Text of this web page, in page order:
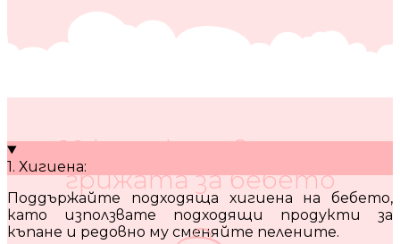
10 кратки съвета за
грижата за бебето
1. Хигиена:
Поддържайте подходяща хигиена на бебето,
като използвате подходящи продукти за
къпане и редовно му сменяйте пелените.